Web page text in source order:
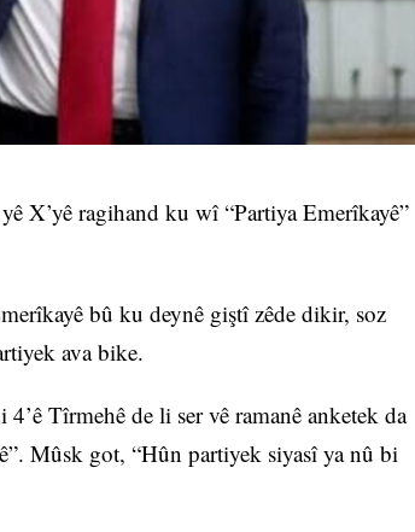
X’yê ragihand ku wî “Partiya Emerîkayê”
bû ku deynê giştî zêde dikir, soz
ava bike.
Tîrmehê de li ser vê ramanê anketek da
Mûsk got, “Hûn partiyek siyasî ya nû bi